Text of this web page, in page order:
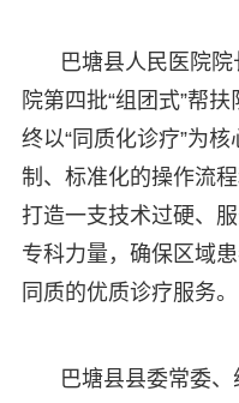
巴塘县人民医院
院第四批“组团式”帮
终以“同质化诊疗”为
制、标准化的操作流
打造一支技术过硬、
专科力量，确保区域
同质的优质诊疗服务。
巴塘县县委常委